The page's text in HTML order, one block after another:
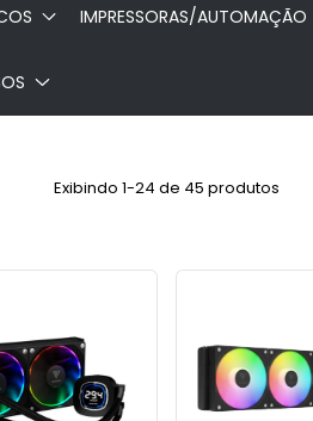
IMPRESSORAS/AUTOMAÇÃO
Exibindo 1-24 de 45 produtos